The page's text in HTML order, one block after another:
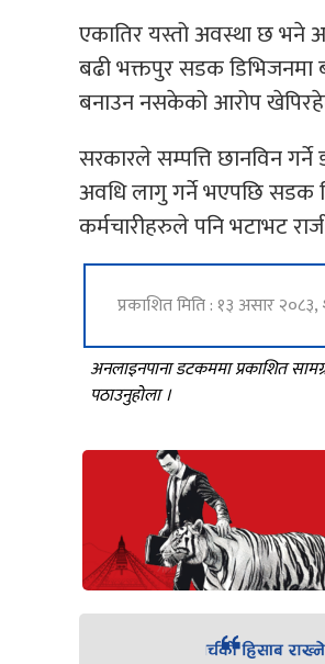
एकातिर यस्तो अवस्था छ भने
बढी भक्तपुर सडक
बनाउन नसकेको आरोप
सरकारले सम्पत्ति छानविन
अवधि लागु गर्ने भएपछि सडक
कर्मचारीहरुले पनि भटाभट
प्रकाशित मिति : १३ असार
अनलाइनपाना डटकममा प्रकाशित
पठाउनुहोला ।